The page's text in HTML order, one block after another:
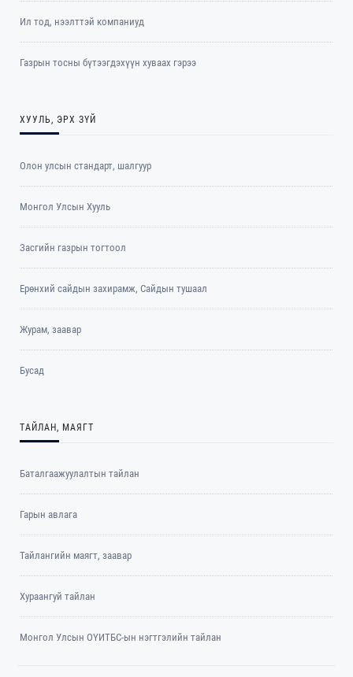
Ил тод, нээлттэй компаниуд
Газрын тосны бүтээгдэхүүн хуваах гэрээ
ХУУЛЬ, ЭРХ ЗҮЙ
Олон улсын стандарт, шалгуур
Монгол Улсын Хууль
Засгийн газрын тогтоол
Ерөнхий сайдын захирамж, Сайдын тушаал
Журам, заавар
Бусад
ТАЙЛАН, МАЯГТ
Баталгаажуулалтын тайлан
Гарын авлага
Тайлангийн маягт, заавар
Хураангуй тайлан
Монгол Улсын ОҮИТБС-ын нэгтгэлийн тайлан